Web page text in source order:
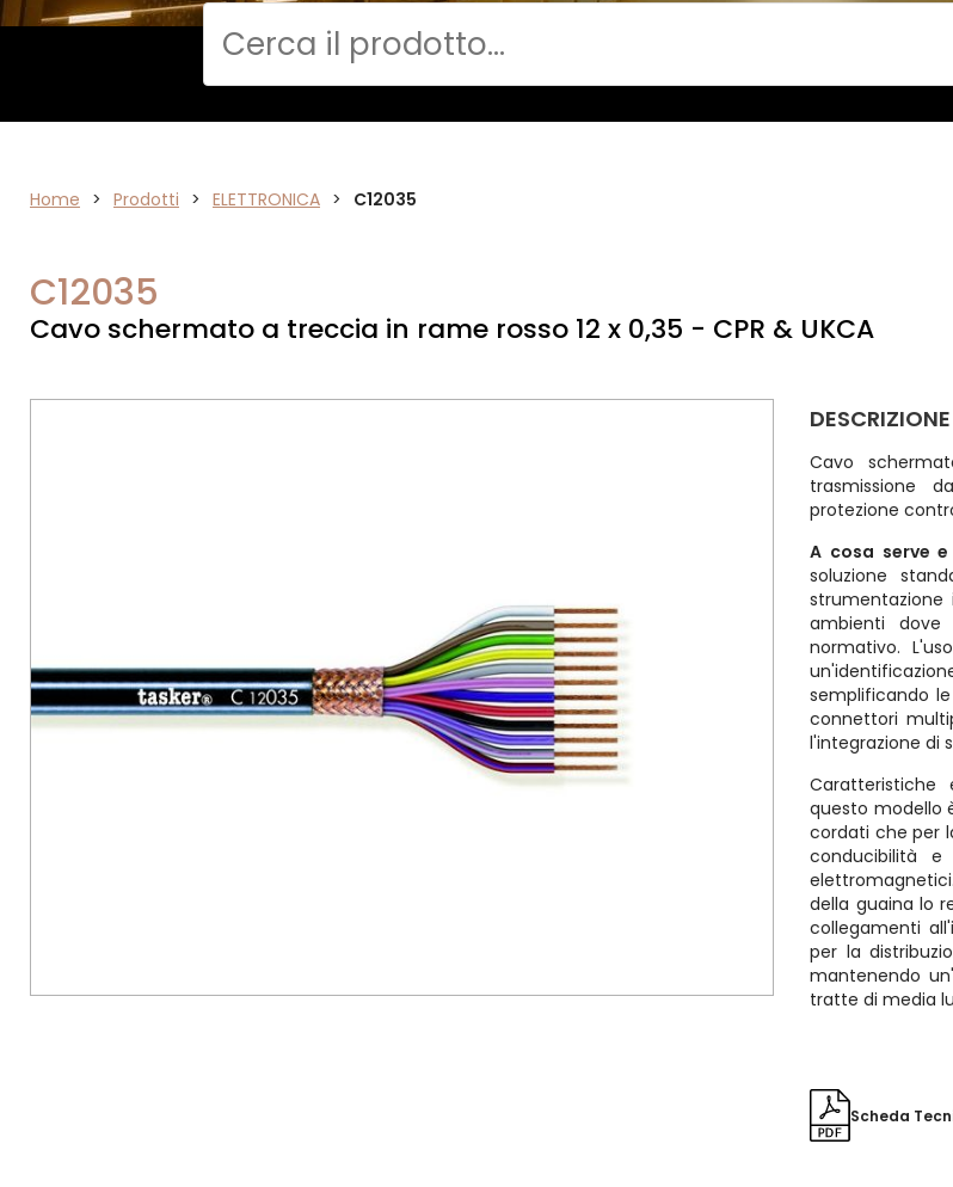
DATA
NETWORK
Cerca
Home > Prodotti > ELETTRONICA > C12035
C12035
Cavo schermato a treccia in rame rosso 12 x 0,35 - CPR & UKCA
DESCRIZIONE
Cavo
trasmissione
protezione
A cosa serve
soluzione
ambienti dove
normativo.
semplificando
connettori
l'integrazione di
questo modello
cordati che per
conducibilità
della guaina lo
collegamenti
per la
mantenendo
tratte di media
Scheda